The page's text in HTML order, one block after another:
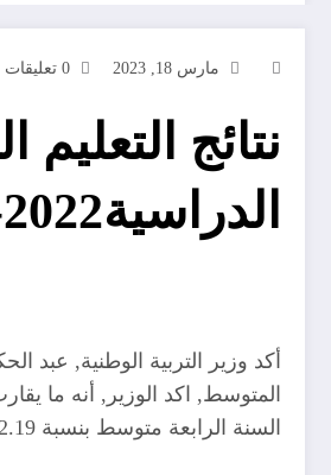
مارس 18, 2023 0 تعليقات
نتائج
الدراسية2022- 2023
السنة الرابعة متوسط بنسبة 72.19 بالمائة.